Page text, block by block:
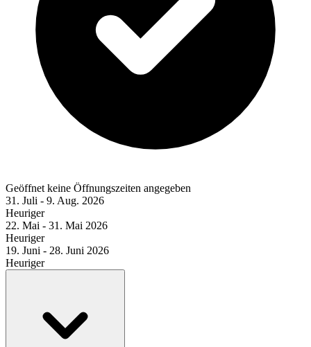
Geöffnet keine Öffnungszeiten angegeben
31. Juli - 9. Aug. 2026
Heuriger
22. Mai - 31. Mai 2026
Heuriger
19. Juni - 28. Juni 2026
Heuriger